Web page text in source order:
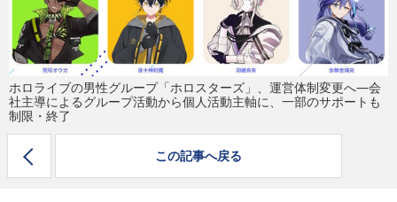
ホロライブの男性グループ「ホロスターズ」、運営体制変更へ―会
社主導によるグループ活動から個人活動主軸に、一部のサポートも
制限・終了
この記事へ戻る